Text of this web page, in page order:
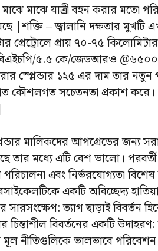
মাঝে যাত্রী বহন করার মতো
|শক্তি – জ্বালানি দক্ষতার মুখটি
প্রেট্রোলে প্রায় ৭০-৭৫
৫.৫ কে/জেডআরও @৬৫০০)
স্প্লেন্ডার ১২৫ এর দাম তার
কৌশলগত সচেতনতা প্রকাশ করে।
মালিকদের আপগ্রেডের জন্য
তার মধ্যে এটি বেশ ভালো।
এবং নির্ভরযোগ্যতা
একটি অবিচ্ছেদ্য
সারসংক্ষেপ: ত্যাগ ছাড়াই বিবর্তন
চিন্তাশীল বিবর্তনের একটি
নীতিগুলিকে ভালভাবে